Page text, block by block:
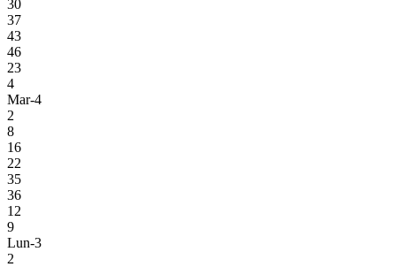
30
37
43
46
23
4
Mar-4
2
8
16
22
35
36
12
9
Lun-3
2